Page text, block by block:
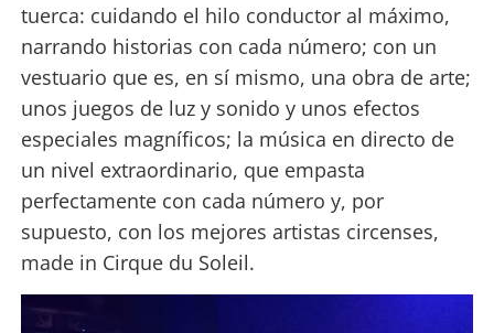
tuerca: cuidando el hilo conductor al máximo,
narrando historias con cada número; con un
vestuario que es, en sí mismo, una obra de arte;
unos juegos de luz y sonido y unos efectos
especiales magníficos; la música en directo de
un nivel extraordinario, que empasta
perfectamente con cada número y, por
supuesto, con los mejores artistas circenses,
made in Cirque du Soleil.